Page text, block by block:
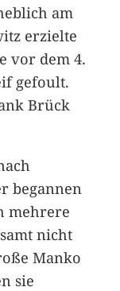
am
erzielte
vor dem 4.
gefoult.
Brück
begannen
mehrere
nicht
Manko
sie